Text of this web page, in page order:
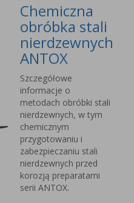
Chemiczna
obróbka stali
nierdzewnych
ANTOX
Szczegółowe
informacje o
metodach obróbki stali
nierdzewnych, w tym
chemicznym
przygotowaniu i
zabezpieczaniu stali
nierdzewnych przed
korozją preparatami
serii ANTOX.